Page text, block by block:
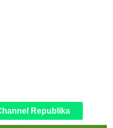
Republika